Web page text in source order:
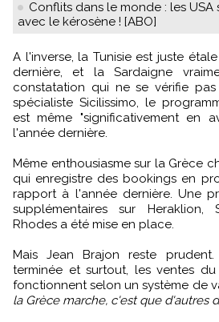
Conflits dans le monde : les USA
avec le kérosène ! [ABO]
A l'inverse, la Tunisie est juste étale par rapport à l'année
dernière, et la Sardaigne
constatation qui ne se vérifie
spécialiste Sicilissimo, le
est même "significativement en
l'année dernière.
Même enthousiasme sur la Grèce
qui enregistre des bookings en
rapport à l'année dernière. Une
supplémentaires sur Heraklion,
Rhodes a été mise en place.
Mais Jean Brajon reste
terminée et surtout, les ventes du
fonctionnent selon un système de
la Grèce marche, c'est que d'autres